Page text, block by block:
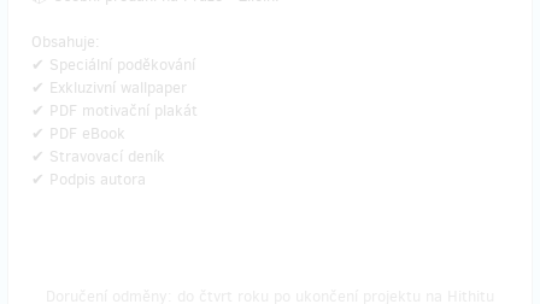
Obsahuje:
✔ Speciální poděkování
✔ Exkluzivní wallpaper
✔ PDF motivační plakát
✔ PDF eBook
✔ Stravovací deník
✔ Podpis autora